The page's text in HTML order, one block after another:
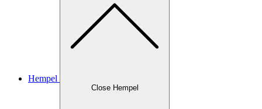
Hempel
Close Hempel